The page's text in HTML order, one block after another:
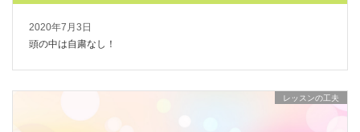
2020年7月3日
頭の中は自粛なし！
レッスンの工夫